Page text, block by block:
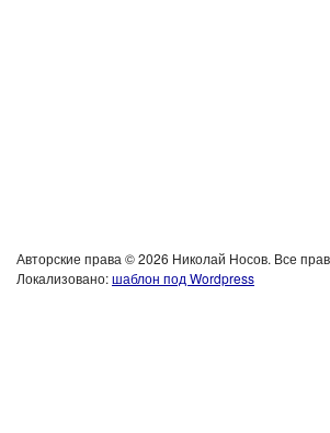
Авторские права © 2026 Николай Носов. Все
Локализовано:шаблон под Wordpress